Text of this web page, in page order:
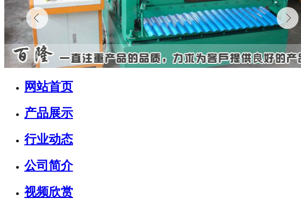
网站首页
产品展示
行业动态
公司简介
视频欣赏